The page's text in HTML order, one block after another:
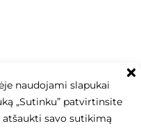
naudojami slapukai
„Sutinku” patvirtinsite
savo sutikimą